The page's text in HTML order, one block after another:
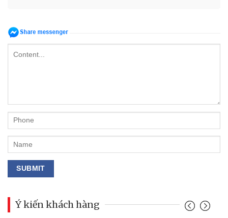
Ý kiến khách hàng